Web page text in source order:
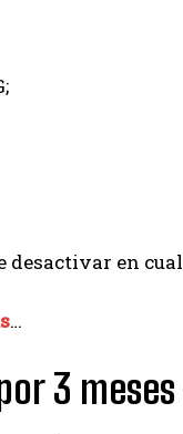
desactivar en
…
3